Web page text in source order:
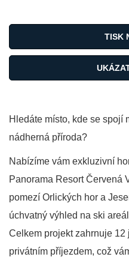
Hledáte místo, kde se spojí
nádherná příroda?
Nabízíme vám exkluzivní
Panorama Resort Červená
pomezí Orlických hor a
úchvatný výhled na ski
Celkem projekt zahrnuje
privátním příjezdem, což
TISK